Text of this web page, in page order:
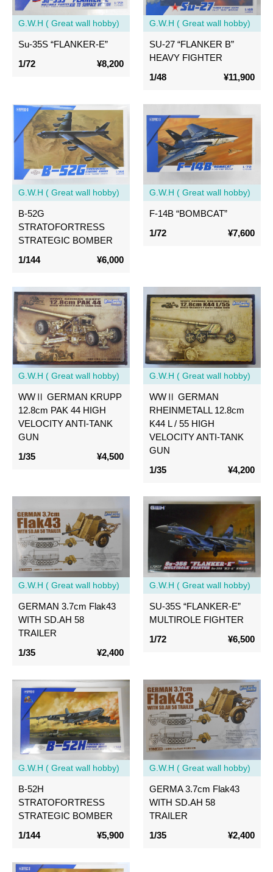
G.W.H ( Great wall hobby)
Su-35S “FLANKER-E”
1/72
¥8,200
G.W.H ( Great wall hobby)
SU-27 “FLANKER B”
HEAVY FIGHTER
1/48
¥11,900
G.W.H ( Great wall hobby)
B-52G
STRATOFORTRESS
STRATEGIC BOMBER
1/144
¥6,000
G.W.H ( Great wall hobby)
F-14B “BOMBCAT”
1/72
¥7,600
G.W.H ( Great wall hobby)
WWⅡ GERMAN KRUPP
12.8cm PAK 44 HIGH
VELOCITY ANTI-TANK
GUN
1/35
¥4,500
G.W.H ( Great wall hobby)
WWⅡ GERMAN
RHEINMETALL 12.8cm
K44 L / 55 HIGH
VELOCITY ANTI-TANK
GUN
1/35
¥4,200
G.W.H ( Great wall hobby)
GERMAN 3.7cm Flak43
WITH SD.AH 58
TRAILER
1/35
¥2,400
G.W.H ( Great wall hobby)
SU-35S “FLANKER-E”
MULTIROLE FIGHTER
1/72
¥6,500
G.W.H ( Great wall hobby)
B-52H
STRATOFORTRESS
STRATEGIC BOMBER
1/144
¥5,900
G.W.H ( Great wall hobby)
GERMA 3.7cm Flak43
WITH SD.AH 58
TRAILER
1/35
¥2,400